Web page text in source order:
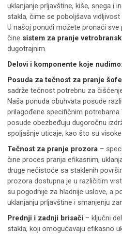
uklanjanje prljavštine, kiše, snega i
stakla, čime se poboljšava
U našoj ponudi možete pronaći
čine sistem za pranje
dugotrajnim.
Delovi i komponente koje nudimo:
Posuda za tečnost za pranje
sadrže tečnost potrebnu za
Naša ponuda obuhvata posude
prilagođene specifičnim potrebama
posude obezbeđuju dugoročnu
spoljašnje uticaje, kao što su
Tečnost za pranje prozora –
čine proces pranja efikasnim,
druge nečistoće sa staklenih
prozora dostupna je u različitim
su pogodnije za hladnije uslove, a
uklanjanju prljavštine i smanjenju
Prednji i zadnji brisači – ključni
stakla, koji omogućavaju efikasno